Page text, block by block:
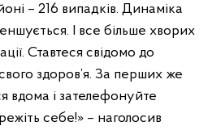
– 216 випадків. Динаміка
І все більше хворих
Ставтеся свідомо до
здоров’я. За перших же
вдома і зателефонуйте
себе!» – наголосив